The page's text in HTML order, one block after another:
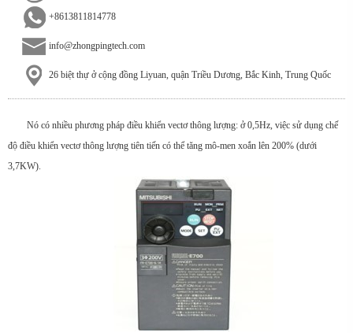
+8613811814778
info@zhongpingtech.com
26 biệt thự ở cộng đồng Liyuan, quận Triều Dương, Bắc Kinh, Trung Quốc
Nó có nhiều phương pháp điều khiển vectơ thông lượng: ở 0,5Hz, việc sử dụng chế
độ điều khiển vectơ thông lượng tiên tiến có thể tăng mô-men xoắn lên 200% (dưới
3,7KW).